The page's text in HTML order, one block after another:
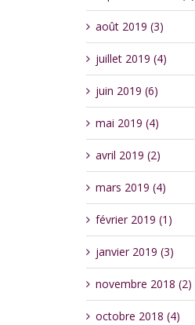
août 2019 (3)
juillet 2019 (4)
juin 2019 (6)
mai 2019 (4)
avril 2019 (2)
mars 2019 (4)
février 2019 (1)
janvier 2019 (3)
novembre 2018 (2)
octobre 2018 (4)